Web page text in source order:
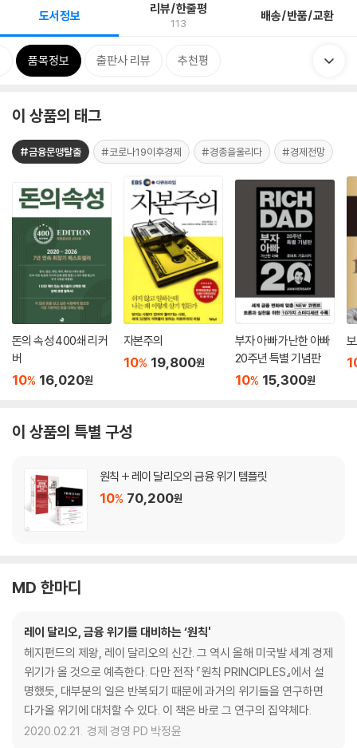
도서정보 리뷰/한줄평
113 배송/반품/교환
품목정보 출판사 리뷰 추천평
이 상품의 태그
#금융문맹탈출 #코로나19이후경제 #경종을울리다 #경제전망
돈의 속성 400쇄 리커
버
10% 16,020원
자본주의
10% 19,800원
부자 아빠 가난한 아빠
20주년 특별 기념판
10% 15,300원
이 상품의 특별 구성
원칙 + 레이 달리오의 금융 위기 템플릿
10% 70,200원
MD 한마디
레이 달리오, 금융 위기를 대비하는 ‘원칙'
헤지펀드의 제왕, 레이 달리오의 신간. 그 역시 올해 미국발 세계 경제
위기가 올 것으로 예측한다. 다만 전작 『원칙 PRINCIPLES』에서 설
명했듯, 대부분의 일은 반복되기 때문에 과거의 위기들을 연구하면
다가올 위기에 대처할 수 있다. 이 책은 바로 그 연구의 집약체다.
2020.02.21. 경제 경영 PD 박정윤